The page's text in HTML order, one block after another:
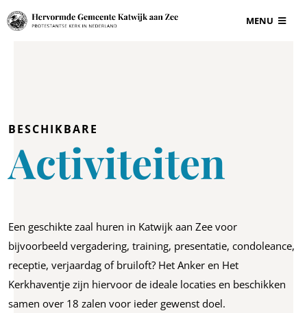
Ga
naar
MENU
CONTACT
BESCHIKBARE
Activiteiten
Een geschikte zaal huren in Katwijk aan Zee voor
bijvoorbeeld vergadering, training, presentatie, condoleance,
receptie, verjaardag of bruiloft? Het Anker en Het
Kerkhaventje zijn hiervoor de ideale locaties en beschikken
samen over 18 zalen voor ieder gewenst doel.